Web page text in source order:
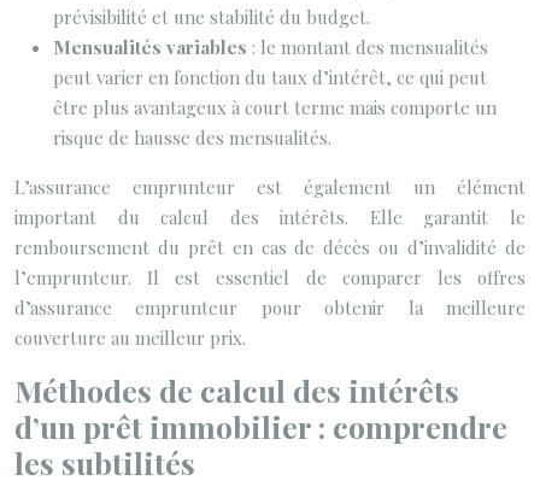
prévisibilité et une stabilité du budget.
Mensualités variables : le montant des mensualités
peut varier en fonction du taux d’intérêt, ce qui peut
être plus avantageux à court terme mais comporte un
risque de hausse des mensualités.
L’assurance emprunteur est également un élément
important du calcul des intérêts. Elle garantit le
remboursement du prêt en cas de décès ou d’invalidité de
l’emprunteur. Il est essentiel de comparer les offres
d’assurance emprunteur pour obtenir la meilleure
couverture au meilleur prix.
Méthodes de calcul des intérêts
d’un prêt immobilier : comprendre
les subtilités